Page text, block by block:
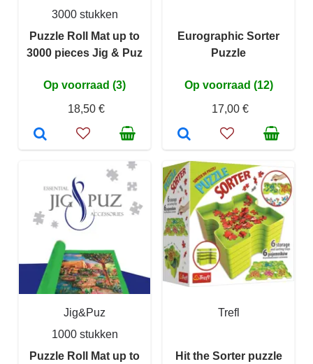
3000 stukken
Puzzle Roll Mat up to
3000 pieces Jig & Puz
Op voorraad (3)
18,50 €
Eurographic Sorter
Puzzle
Op voorraad (12)
17,00 €
Jig&Puz
1000 stukken
Puzzle Roll Mat up to
Trefl
Hit the Sorter puzzle